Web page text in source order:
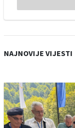
NAJNOVIJE VIJESTI